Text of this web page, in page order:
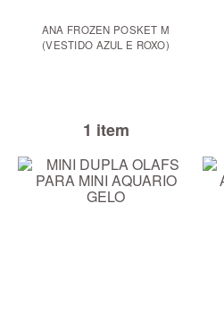
ANA FROZEN POSKET M
(VESTIDO AZUL E ROXO)
1 item